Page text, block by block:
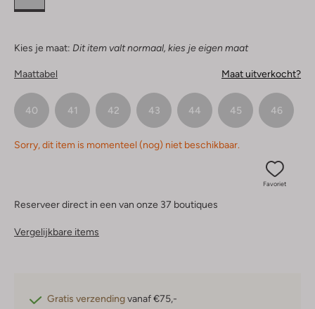
Kies je maat: Dit item valt normaal, kies je eigen maat
Maattabel Maat uitverkocht?
40 41 42 43 44 45 46
Sorry, dit item is momenteel (nog) niet beschikbaar.
Favoriet
Reserveer direct in een van onze 37 boutiques
Vergelijkbare items
Gratis verzendingvanaf €75,-